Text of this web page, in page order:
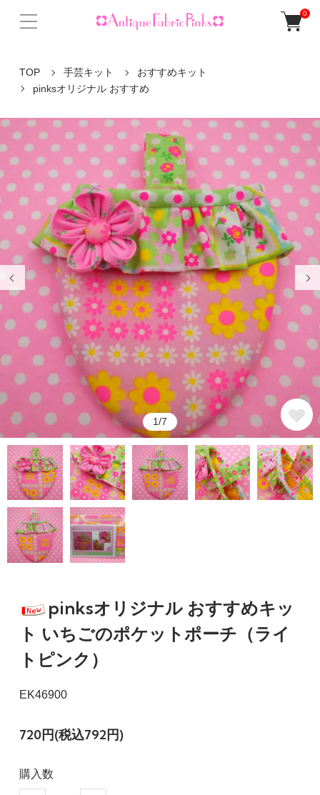
0
TOP 手芸キット
おすすめキット
pinksオリジナル おすすめ
1/7
pinksオリジナル おすすめキッ
ト いちごのポケットポーチ（ライ
トピンク）
EK46900
720円(税込792円)
購入数